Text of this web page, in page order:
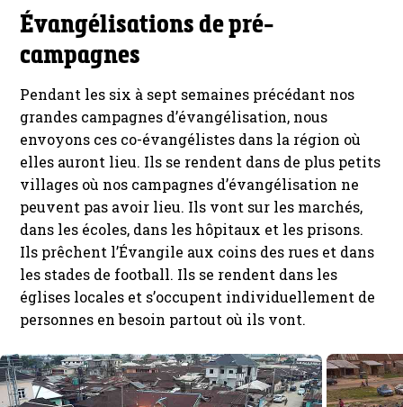
Évangélisations de pré-
campagnes
Pendant les six à sept semaines précédant nos
grandes campagnes d’évangélisation, nous
envoyons ces co-évangélistes dans la région où
elles auront lieu. Ils se rendent dans de plus petits
villages où nos campagnes d’évangélisation ne
peuvent pas avoir lieu. Ils vont sur les marchés,
dans les écoles, dans les hôpitaux et les prisons.
Ils prêchent l’Évangile aux coins des rues et dans
les stades de football. Ils se rendent dans les
églises locales et s’occupent individuellement de
personnes en besoin partout où ils vont.